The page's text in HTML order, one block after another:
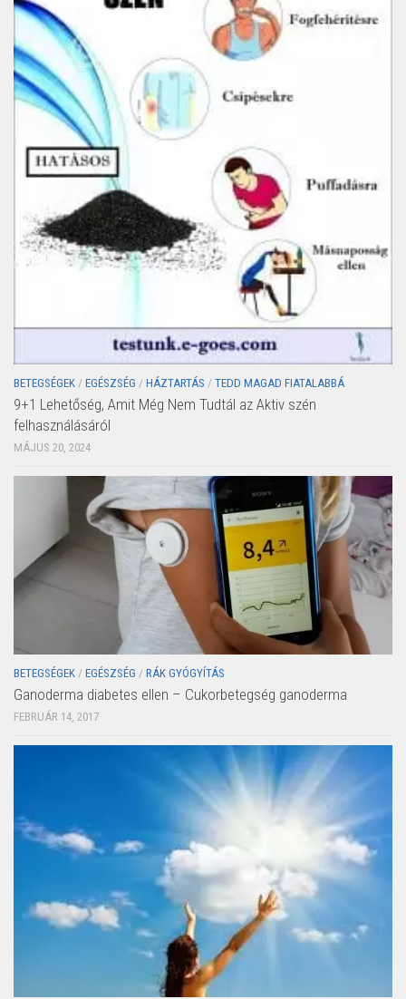
BETEGSÉGEK / EGÉSZSÉG / HÁZTARTÁS / TEDD MAGAD FIATALABBÁ
9+1 Lehetőség, Amit Még Nem Tudtál az Aktiv szén
felhasználásáról
MÁJUS 20, 2024
BETEGSÉGEK / EGÉSZSÉG / RÁK GYÓGYÍTÁS
Ganoderma diabetes ellen – Cukorbetegség ganoderma
FEBRUÁR 14, 2017